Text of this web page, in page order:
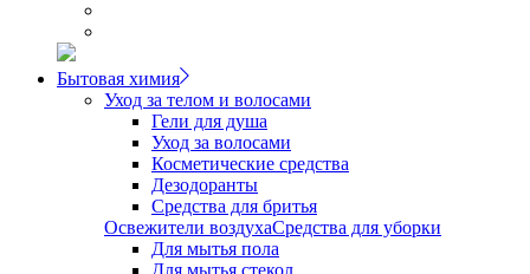
Бытовая химия
Уход за телом и волосами
Гели для душа
Уход за волосами
Косметические средства
Дезодоранты
Средства для бритья
Освежители воздухаСредства для уборки
Для мытья пола
Для мытья стекол